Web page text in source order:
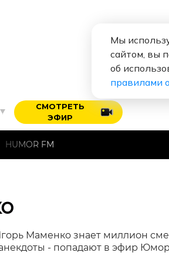
СМОТРЕТЬ
ЭФИР
FM
Маменко знает миллион
- попадают в эфир
Мы
сайтом, вы
об
правилами